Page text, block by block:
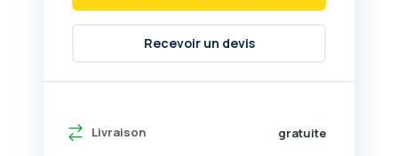
Livraison gratuite
Recevoir un devis